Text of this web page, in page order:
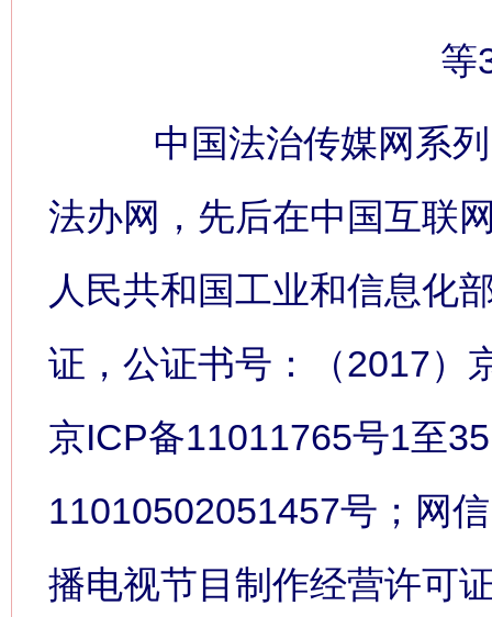
等
中国法治传媒网系列
法办网，先后在中国互联
人民共和国工业和信息化
证，公证书号：（2017）
京ICP备11011765号1至
11010502051457号；网
播电视节目制作经营许可